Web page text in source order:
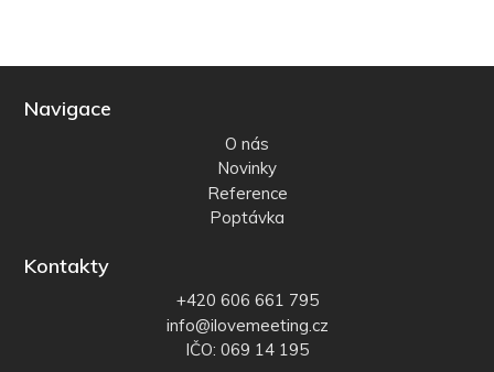
Navigace
O nás
Novinky
Reference
Poptávka
Kontakty
+420 606 661 795
info@ilovemeeting.cz
IČO: 069 14 195